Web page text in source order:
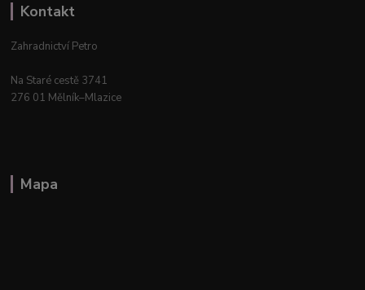
Kontakt
Zahradnictví Petro
Na Staré cestě 3741
276 01 Mělník–Mlazice
Mapa